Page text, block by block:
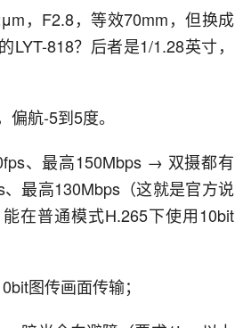
，F2.8，等效70mm，但换成
818？后者是1/1.28英寸，
航-5到5度。
、最高150Mbps → 双摄都有
最高130Mbps（这就是官方说
在普通模式H.265下使用10bit
图传画面传输；